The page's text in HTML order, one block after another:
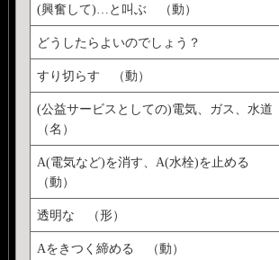
(興奮して)…と叫ぶ （動）
どうしたらよいのでしょう？
すり切らす （動）
(公益サービスとしての)電気、ガス、水道
（名）
A(電気など)を消す、A(水栓)を止める
（動）
透明な （形）
Aをきつく締める （動）